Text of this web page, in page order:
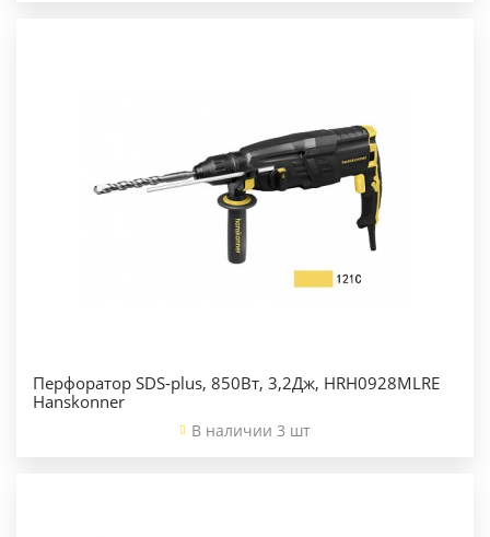
Перфоратор SDS-plus, 850Вт, 3,2Дж, HRH0928MLRE
Hanskonner
В наличии 3 шт